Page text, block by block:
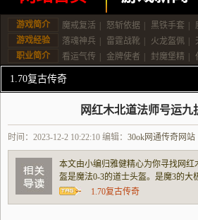
游戏简介 魔戒复活 怒斩依据 黑铁手套
游戏经验
落魂神兵 雷霆战靴 火龙盔佩
职业简介
看运气传 金牌使者 封魔堡精
1.70复古传奇
网红木北道法师号运
时间：2023-12-2 10:22:10 编辑： 30ok网通传奇网站
本文由小编归雅健精心为你寻找网
盔是魔法0-3的道士头盔。是魔3的
有个魔5道头顶在那里。不过它仍然
玉凑齐了运九套。不得不说，木北道
1.70复古传奇